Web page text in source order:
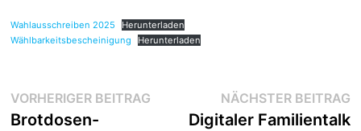
Wahlausschreiben 2025
Herunterladen
Wählbarkeitsbescheinigung
Herunterladen
Beitragsnavigation
VORHERIGER BEITRAGVorheriger
Beitrag:
Brotdosen-
NÄCHSTER BEITRAG
Digitaler Familientalk